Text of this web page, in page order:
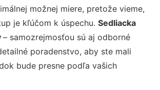
možnej miere, pretože vieme,
je kľúčom k úspechu. Sedliacka
– samozrejmosťou sú aj odborné
poradenstvo, aby ste mali
bude presne podľa vašich